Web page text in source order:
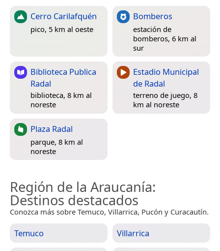
Cerro Carilafquén
pico, 5 km al oeste
Bomberos
estación de
bomberos, 6 km al
sur
Biblioteca Publica
Radal
biblioteca, 8 km al
noreste
Estadio Municipal
de Radal
terreno de juego, 8
km al noreste
Plaza Radal
parque, 8 km al
noreste
Región de la Araucanía:
Destinos destacados
Conozca más sobre Temuco, Villarrica, Pucón y Curacautín.
Temuco Villarrica